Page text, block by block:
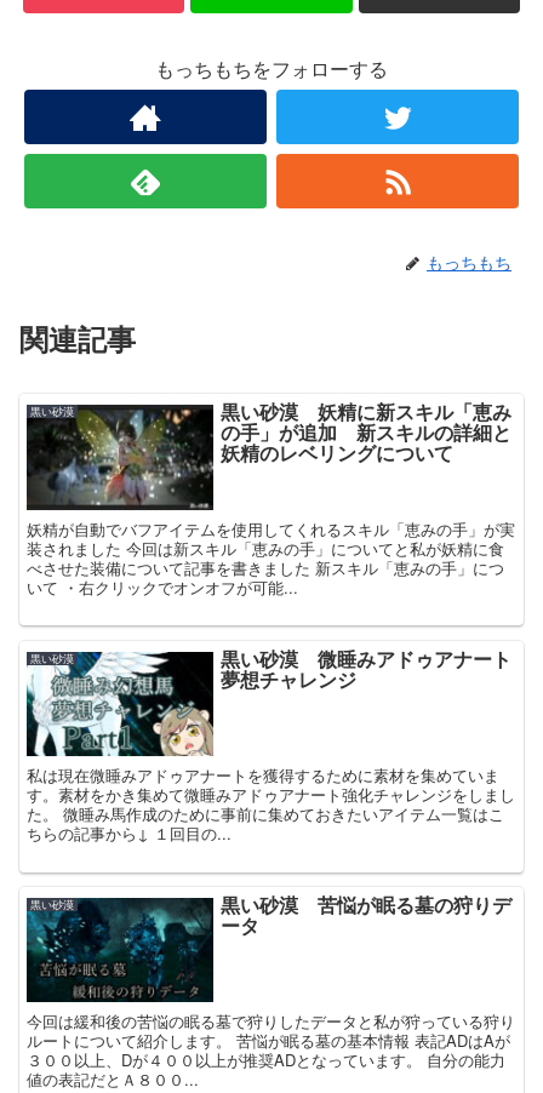
もっちもちをフォローする
もっちもち
関連記事
黒い砂漠 黒い砂漠 妖精に新スキル「恵み
の手」が追加 新スキルの詳細と
妖精のレベリングについて
妖精が自動でバフアイテムを使用してくれるスキル「恵みの手」が実
装されました 今回は新スキル「恵みの手」についてと私が妖精に食
べさせた装備について記事を書きました 新スキル「恵みの手」につ
いて ・右クリックでオンオフが可能...
黒い砂漠 黒い砂漠 微睡みアドゥアナート
夢想チャレンジ
私は現在微睡みアドゥアナートを獲得するために素材を集めていま
す。素材をかき集めて微睡みアドゥアナート強化チャレンジをしまし
た。 微睡み馬作成のために事前に集めておきたいアイテム一覧はこ
ちらの記事から↓ １回目の...
黒い砂漠 黒い砂漠 苦悩が眠る墓の狩りデ
ータ
今回は緩和後の苦悩の眠る墓で狩りしたデータと私が狩っている狩り
ルートについて紹介します。 苦悩が眠る墓の基本情報 表記ADはAが
３００以上、Dが４００以上が推奨ADとなっています。 自分の能力
値の表記だとＡ８００...